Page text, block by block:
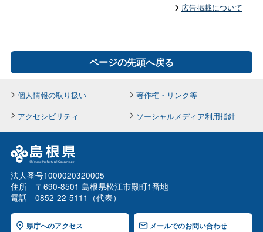
広告掲載について
ページの先頭へ戻る
個人情報の取り扱い
著作権・リンク等
アクセシビリティ
ソーシャルメディア利用指針
法人番号1000020320005
住所 〒690-8501 島根県松江市殿町1番地
電話 0852-22-5111（代表）
県庁へのアクセス メールでのお問い合わせ